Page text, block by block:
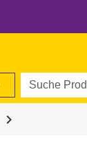
Suche
chevron_right